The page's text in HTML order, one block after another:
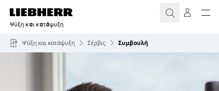
Ψύξη και κατάψυξη
Ψύξη και κατάψυξη Σέρβις Συμβουλή